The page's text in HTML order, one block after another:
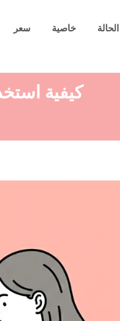
سعر خاصية